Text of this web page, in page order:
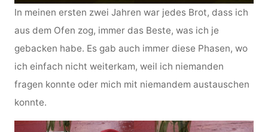
In meinen ersten zwei Jahren war jedes Brot, dass ich
aus dem Ofen zog, immer das Beste, was ich je
gebacken habe. Es gab auch immer diese Phasen, wo
ich einfach nicht weiterkam, weil ich niemanden
fragen konnte oder mich mit niemandem austauschen
konnte.